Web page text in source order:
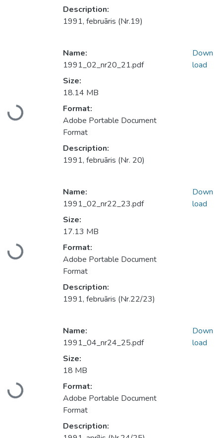
Description:
1991, februāris (Nr.19)
Loading...
Name:
1991_02_nr20_21.pdf
Size:
18.14 MB
Format:
Adobe Portable Document
Format
Description:
1991, februāris (Nr. 20)
Down
load
Loading...
Name:
1991_02_nr22_23.pdf
Size:
17.13 MB
Format:
Adobe Portable Document
Format
Description:
1991, februāris (Nr.22/23)
Down
load
Loading...
Name:
1991_04_nr24_25.pdf
Size:
18 MB
Format:
Adobe Portable Document
Format
Description:
Down
load